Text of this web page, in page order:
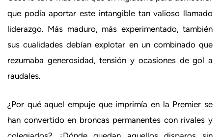
que podía aportar este intangible tan valioso llamado
liderazgo. Más maduro, más experimentado, también
sus cualidades debían explotar en un combinado que
rezumaba generosidad, tensión y ocasiones de gol a
raudales.
¿Por qué aquel empuje que imprimía en la Premier se
han convertido en broncas permanentes con rivales y